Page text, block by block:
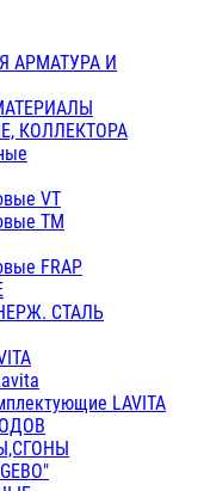
АРМАТУРА И
КОЛЛЕКТОРА
VT
ТМ
FRAP
СТАЛЬ
LAVITA